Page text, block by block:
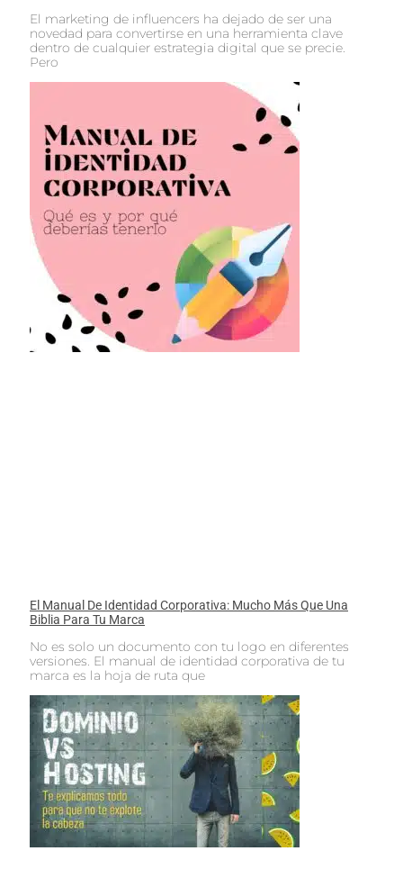
El marketing de influencers ha dejado de ser una
novedad para convertirse en una herramienta clave
dentro de cualquier estrategia digital que se precie.
Pero
El Manual De Identidad Corporativa: Mucho Más Que Una
Biblia Para Tu Marca
No es solo un documento con tu logo en diferentes
versiones. El manual de identidad corporativa de tu
marca es la hoja de ruta que